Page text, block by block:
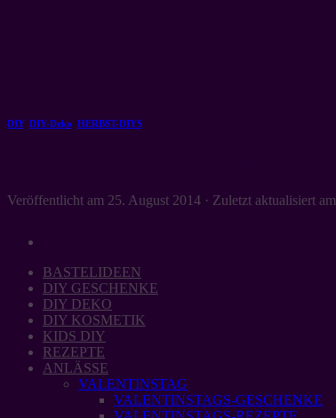
BASTELIDEEN
DIY GESCHENKE
DIY DEKO
DIY KOSMETIK
KIDS DIY
REZEPTE
ANLÄSSE
VALENTINSTAG
VALENTINSTAGS-GESCHENKE
DIY, DIY-Deko HERBST-DIYS
Veröffentlicht am 25. August 2014 · Zuletzt aktualisiert am